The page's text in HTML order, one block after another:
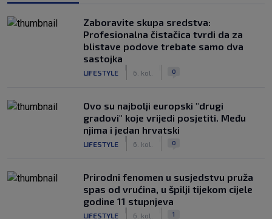
Zaboravite skupa sredstva:
Profesionalna čistačica tvrdi da za
blistave podove trebate samo dva
sastojka
LIFESTYLE 6. kol. 0
Ovo su najbolji europski "drugi
gradovi" koje vrijedi posjetiti. Među
njima i jedan hrvatski
LIFESTYLE 6. kol. 0
Prirodni fenomen u susjedstvu pruža
spas od vrućina, u špilji tijekom cijele
godine 11 stupnjeva
LIFESTYLE 6. kol. 1